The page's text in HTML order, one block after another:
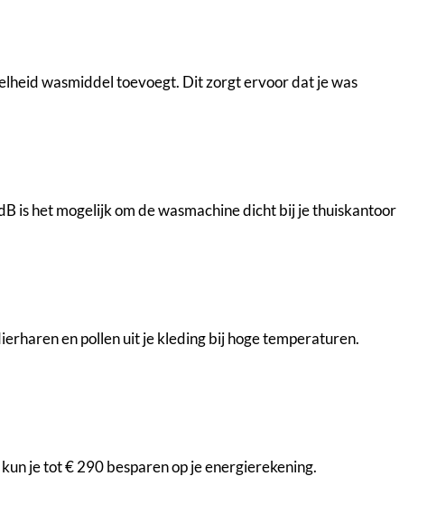
wasmiddel toevoegt. Dit zorgt ervoor dat je was
is het mogelijk om de wasmachine dicht bij je thuiskantoor
en pollen uit je kleding bij hoge temperaturen.
je tot € 290 besparen op je energierekening.